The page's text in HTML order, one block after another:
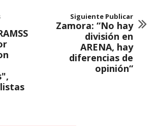
Siguiente Publicar
Zamora: “No hay
división en
ARENA, hay
diferencias de
opinión“